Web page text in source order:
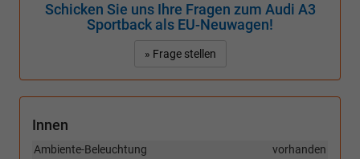
Schicken Sie uns Ihre Fragen zum Audi A3
Sportback als EU-Neuwagen!
» Frage stellen
Innen
vorhanden
Ambiente-Beleuchtung